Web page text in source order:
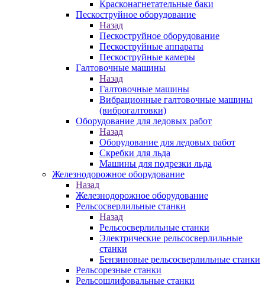
Красконагнетательные баки
Пескоструйное оборудование
Назад
Пескоструйное оборудование
Пескоструйные аппараты
Пескоструйные камеры
Галтовочные машины
Назад
Галтовочные машины
Вибрационные галтовочные машины
(виброгалтовки)
Оборудование для ледовых работ
Назад
Оборудование для ледовых работ
Скребки для льда
Машины для подрезки льда
Железнодорожное оборудование
Назад
Железнодорожное оборудование
Рельсосверлильные станки
Назад
Рельсосверлильные станки
Электрические рельсосверлильные
станки
Бензиновые рельсосверлильные станки
Рельсорезные станки
Рельсошлифовальные станки